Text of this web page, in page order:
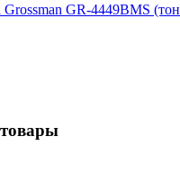
Grossman GR-4449BMS